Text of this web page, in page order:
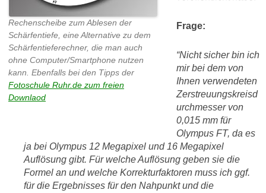
Rechenscheibe zum Ablesen der
Schärfentiefe, eine Alternative zu dem
Schärfentieferechner, die man auch
ohne Computer/Smartphone nutzen
kann. Ebenfalls bei den Tipps der
Fotoschule Ruhr.de zum freien
Downlaod
Frage:
“Nicht sicher bin ich
mir bei dem von
Ihnen verwendeten
Zerstreuungskreisd
urchmesser von
0,015 mm für
Olympus FT, da es
ja bei Olympus 12 Megapixel und 16 Megapixel
Auflösung gibt. Für welche Auflösung geben sie die
Formel an und welche Korrekturfaktoren muss ich ggf.
für die Ergebnisses für den Nahpunkt und die